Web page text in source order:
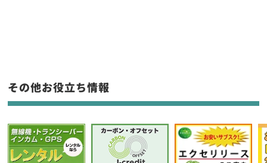
フリーワード入力(製品名等)
選択条件をリセット
その他お役立ち情報